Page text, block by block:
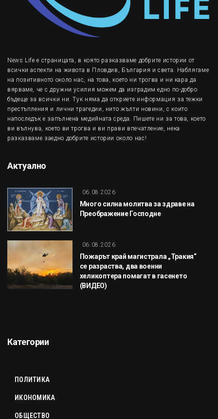
News Life е страницата, в която разказваме добрите истории от
всички аспекти на живота в Пловдив, България и света. Наблягаме
на позитивното около нас, на това, което ни трогва и ни кара да
вярваме, че с дружни усилия можем да изградим едно по-добро
бъдеще за всички ни. Тук няма да откриете информация за тежки
престъпления и лични трагедии, нито жълти новини, с които
напоследък е запълнена медийната среда. Пишете ни за това, което
ви вълнува, което ви трогва и ви прави впечатление, нека
разказваме заедно добрите истории около нас!
Актуално
06.08.2026
Много силна молитва за здраве на
Преображение Господне
06.08.2026
Пожарът край магистрала „Тракия“
се разраства, два военни
хеликоптера помагат в гасенето
(ВИДЕО)
Категории
ПОЛИТИКА
ИКОНОМИКА
ОБЩЕСТВО